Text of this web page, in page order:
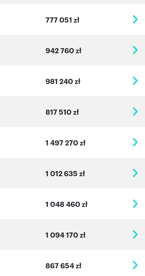
777 051 zł
942 760 zł
981 240 zł
817 510 zł
1 497 270 zł
1 012 635 zł
1 048 460 zł
1 094 170 zł
867 654 zł